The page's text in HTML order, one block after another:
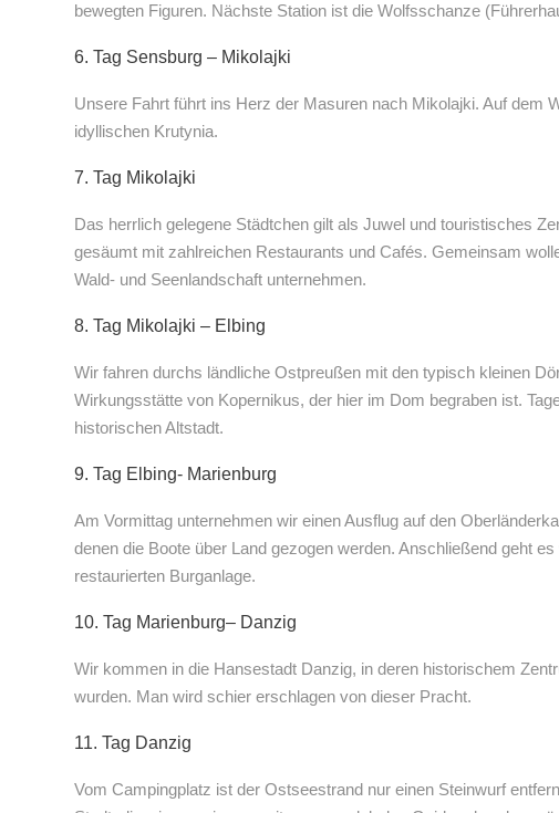
bewegten Figuren. Nächste Station ist die Wolfsschanze
6. Tag Sensburg – Mikolajki
Unsere Fahrt führt ins Herz der Masuren nach Mikolajki. Auf dem
idyllischen Krutynia.
7. Tag Mikolajki
Das herrlich gelegene Städtchen gilt als Juwel und touristisches
gesäumt mit zahlreichen Restaurants und Cafés. Gemeinsam
Wald- und Seenlandschaft unternehmen.
8. Tag Mikolajki – Elbing
Wir fahren durchs ländliche Ostpreußen mit den typisch kleinen
Wirkungsstätte von Kopernikus, der hier im Dom begraben ist.
historischen Altstadt.
9. Tag Elbing- Marienburg
Am Vormittag unternehmen wir einen Ausflug auf den
denen die Boote über Land gezogen werden. Anschließend geht
restaurierten Burganlage.
10. Tag Marienburg– Danzig
Wir kommen in die Hansestadt Danzig, in deren historischem
wurden. Man wird schier erschlagen von dieser Pracht.
11. Tag Danzig
Vom Campingplatz ist der Ostseestrand nur einen Steinwurf